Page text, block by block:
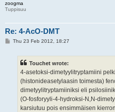
zoogma
Tuppisuu
Re: 4-AcO-DMT
PThu 23 Feb 2012, 18:27
Touchet wrote:
4-asetoksi-dimetyylitryptamiini
(histonideasetylaasin toimesta)
dimetyylitryptamiiniksi eli
(O-fosforyyli-4-hydroksi-N,N-
karsiutuu pois ensimmäisen